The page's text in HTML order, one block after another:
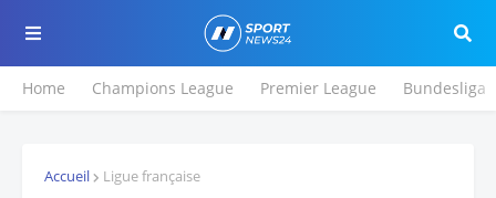
Home Champions League Premier League Bundesliga
Accueil Ligue française